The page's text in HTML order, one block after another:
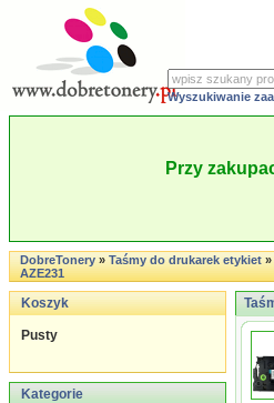
Wyszukiwanie
Przy
DobreTonery»Taśmy do drukarek etykiet»
AZE231
Koszyk
Pusty
Kategorie